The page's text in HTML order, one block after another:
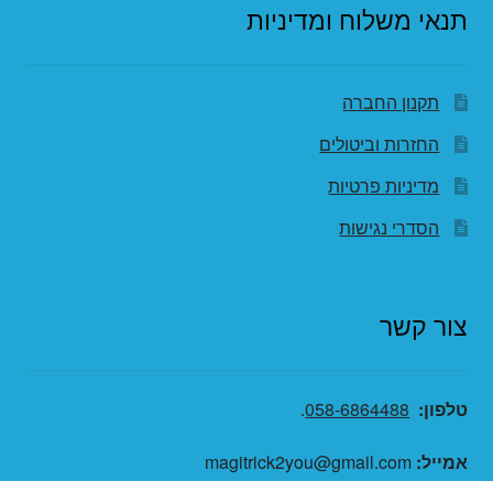
תנאי משלוח ומדיניות
תקנון החברה
החזרות וביטולים
מדיניות פרטיות
הסדרי נגישות
צור קשר
טלפון: 058-6864488
.
אמייל: